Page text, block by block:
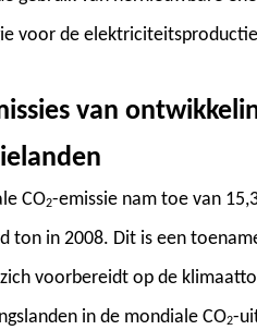
voor de
van
CO2-emissie nam toe van
ton in 2008. Dit is een
voorbereidt op de
in de mondiale CO2-